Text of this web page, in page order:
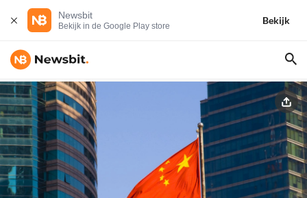
Newsbit
Bekijk in de Google Play store
Bekijk